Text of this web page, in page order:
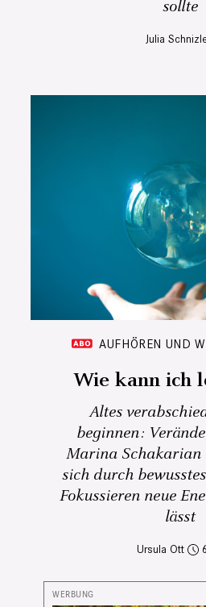
sollte
Julia
AUFHÖREN UND
Wie kann ich
Altes
beginnen:
Marina Schakarian
sich durch
Fokussieren neue
lässt
Ursula Ott 6